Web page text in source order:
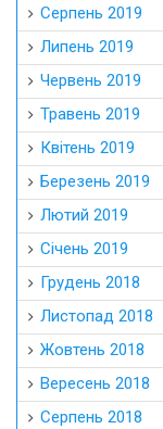
Серпень 2019
Липень 2019
Червень 2019
Травень 2019
Квітень 2019
Березень 2019
Лютий 2019
Січень 2019
Грудень 2018
Листопад 2018
Жовтень 2018
Вересень 2018
Серпень 2018